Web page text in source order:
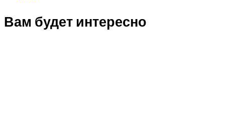
Вам будет интересно